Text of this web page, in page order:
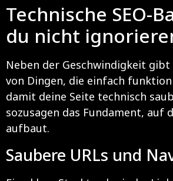
Technische SEO-
du nicht
Neben der Geschwindigkeit gibt
von Dingen, die einfach
damit deine Seite technisch
sozusagen das Fundament, auf
aufbaut.
Saubere URLs und